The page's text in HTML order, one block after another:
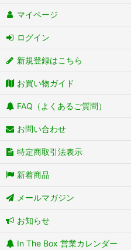
マイページ
ログイン
新規登録はこちら
お買い物ガイド
FAQ（よくあるご質問）
お問い合わせ
特定商取引法表示
新着商品
メールマガジン
お知らせ
In The Box 営業カレンダー